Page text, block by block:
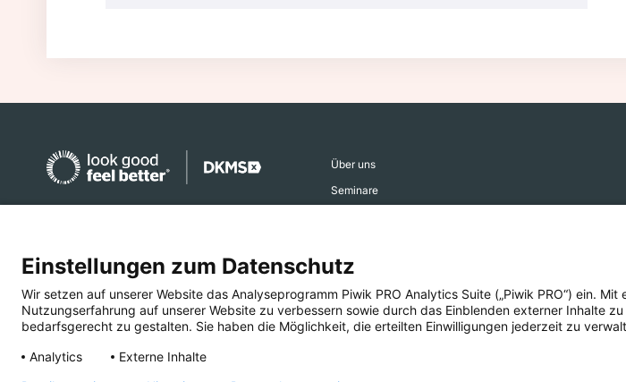
DKMS Donor Center gGmbH
IBAN
DE16 6407 0085 0013 2308 04
BIC DEUTDESS640
Deutsche Bank AG Reutlingen
Über uns
Seminare
Aktuelles
Presse
Einstellungen zum Datenschutz
Wir setzen auf unserer Website das Analyseprogramm Piwik PRO Analytics Suite („Piwik PRO“) ein.
Nutzungserfahrung auf unserer Website zu verbessern sowie durch das Einblenden externer Inhalte
bedarfsgerecht zu gestalten. Sie haben die Möglichkeit, die erteilten Einwilligungen jederzeit zu
Analytics
Externe Inhalte